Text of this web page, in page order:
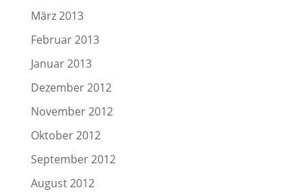
März 2013
Februar 2013
Januar 2013
Dezember 2012
November 2012
Oktober 2012
September 2012
August 2012